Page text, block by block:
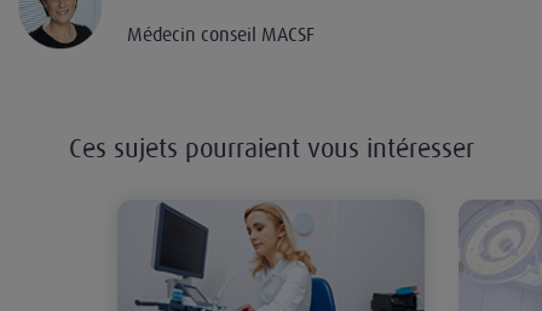
Médecin conseil MACSF
Ces sujets pourraient vous intéresser
Erreur de site opératoire : la